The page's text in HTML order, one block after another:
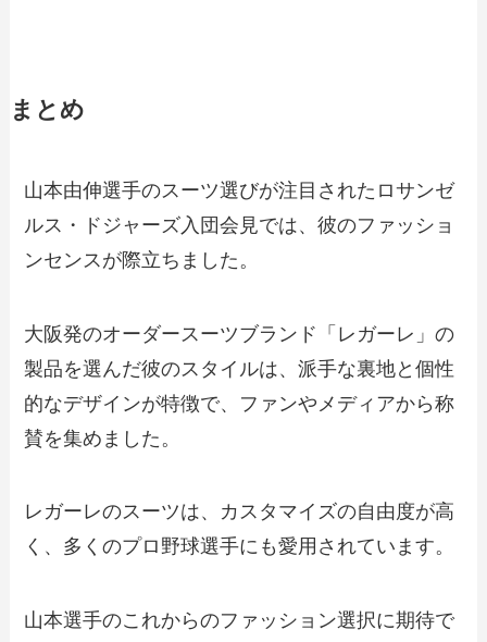
まとめ
山本由伸選手のスーツ選びが注目されたロサンゼ
ルス・ドジャーズ入団会見では、彼のファッショ
ンセンスが際立ちました。
大阪発のオーダースーツブランド「レガーレ」の
製品を選んだ彼のスタイルは、派手な裏地と個性
的なデザインが特徴で、ファンやメディアから称
賛を集めました。
レガーレのスーツは、カスタマイズの自由度が高
く、多くのプロ野球選手にも愛用されています。
山本選手のこれからのファッション選択に期待で